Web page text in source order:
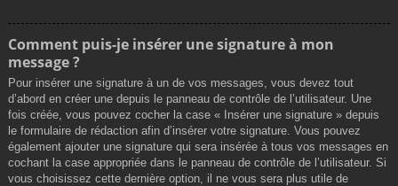
Comment puis-je insérer une signature à mon
message ?
Pour insérer une signature à un de vos messages, vous devez tout
d’abord en créer une depuis le panneau de contrôle de l’utilisateur. Une
fois créée, vous pouvez cocher la case « Insérer une signature » depuis
le formulaire de rédaction afin d’insérer votre signature. Vous pouvez
également ajouter une signature qui sera insérée à tous vos messages en
cochant la case appropriée dans le panneau de contrôle de l’utilisateur. Si
vous choisissez cette dernière option, il ne vous sera plus utile de